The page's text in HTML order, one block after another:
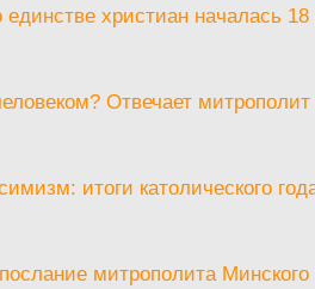
христиан началась 18
Отвечает
итоги католического
митрополита Минского